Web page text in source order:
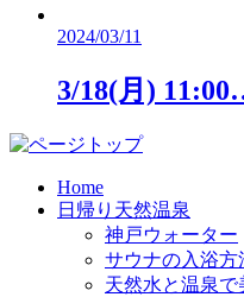
2024/03/11
3/18(月)
Home
日帰り天然温泉
神戸ウォーター
サウナの入浴方
天然水と温泉で